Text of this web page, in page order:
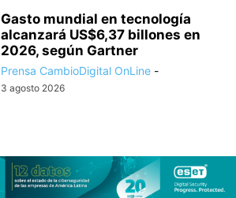
Gasto mundial en tecnología
alcanzará US$6,37 billones en
2026, según Gartner
Prensa CambioDigital OnLine -
3 agosto 2026